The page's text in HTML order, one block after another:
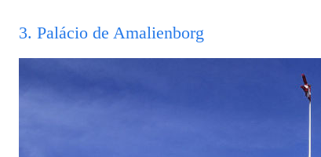
3. Palácio de Amalienborg